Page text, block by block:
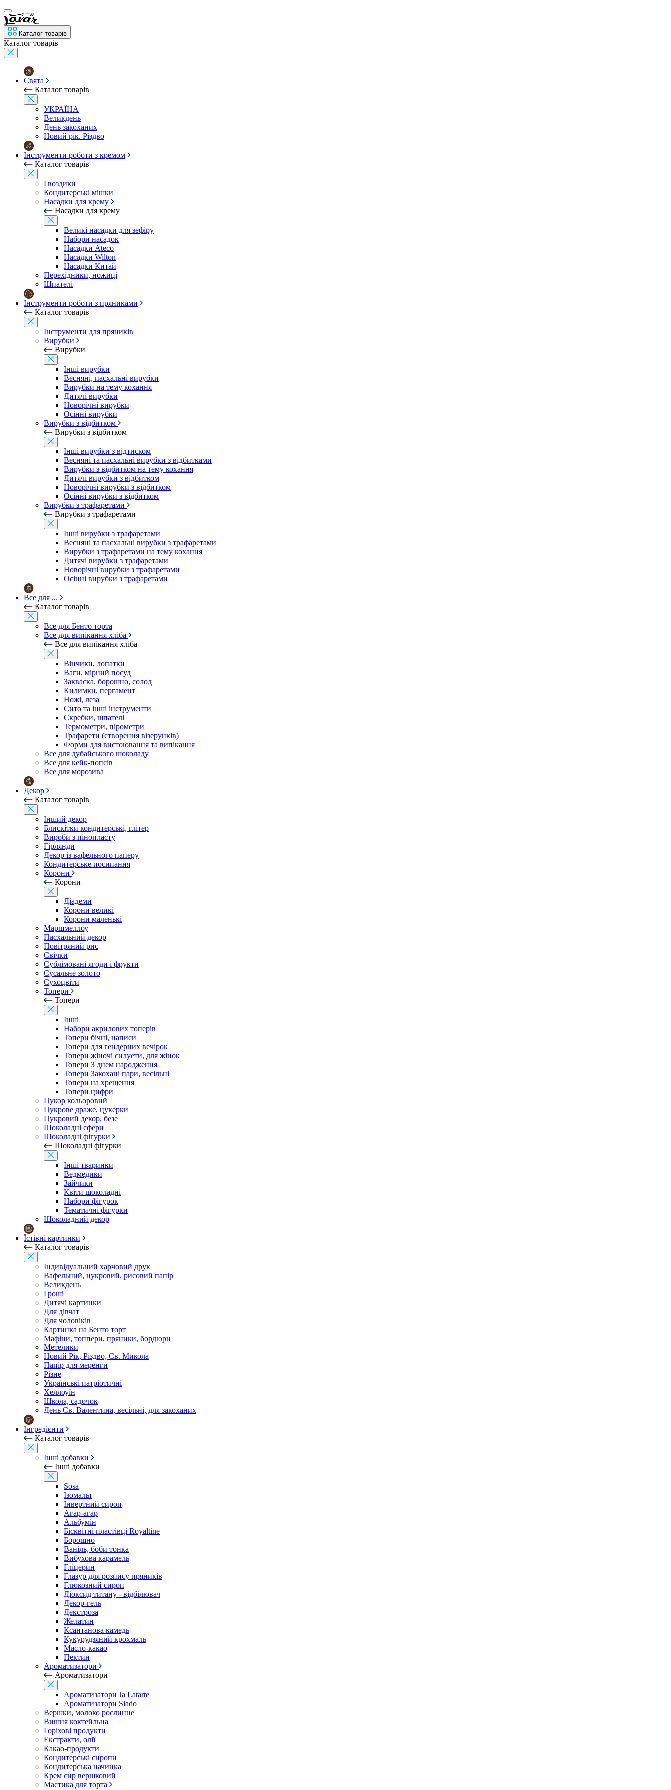
Каталог товарів
Каталог товарів
Свята
Каталог товарів
УКРАЇНА
Великдень
День закоханих
Новий рік. Різдво
Інструменти роботи з кремом
Каталог товарів
Гвоздики
Кондитерські мішки
Насадки для крему
Насадки для крему
Великі насадки для зефіру
Набори насадок
Насадки Ateco
Насадки Wilton
Насадки Китай
Перехідники, ножиці
Шпателі
Інструменти роботи з пряниками
Каталог товарів
Інструменти для пряників
Вирубки
Вирубки
Інші вирубки
Весняні, пасхальні вирубки
Вирубки на тему кохання
Дитячі вирубки
Новорічні вирубки
Осінні вирубки
Вирубки з відбитком
Вирубки з відбитком
Інші вирубки з відтиском
Весняні та пасхальні вирубки з відбитками
Вирубки з відбитком на тему кохання
Дитячі вирубки з відбитком
Новорічні вирубки з відбитком
Осінні вирубки з відбитком
Вирубки з трафаретами
Вирубки з трафаретами
Інші вирубки з трафаретами
Весняні та пасхальні вирубки з трафаретами
Вирубки з трафаретами на тему кохання
Дитячі вирубки з трафаретами
Новорічні вирубки з трафаретами
Осінні вирубки з трафаретами
Все для ...
Каталог товарів
Все для Бенто торта
Все для випікання хліба
Все для випікання хліба
Вінчики, лопатки
Ваги, мірний посуд
Закваска, борошно, солод
Килимки, пергамент
Ножі, леза
Сито та інші інструменти
Скребки, шпателі
Термометри, пірометри
Трафарети (створення візерунків)
Форми для вистоювання та випікання
Все для дубайського шоколаду
Все для кейк-попсів
Все для морозива
Декор
Каталог товарів
Інший декор
Блискітки кондитерські, глітер
Вироби з пінопласту
Гірлянди
Декор із вафельного паперу
Кондитерське посипання
Корони
Корони
Діадеми
Корони великі
Корони маленькі
Маршмеллоу
Пасхальний декор
Повітряний рис
Свічки
Сублімовані ягоди і фрукти
Сусальне золото
Сухоцвіти
Топери
Топери
Інші
Набори акрилових топерів
Топери бічні, написи
Топери для гендерних вечірок
Топери жіночі силуети, для жінок
Топери З днем ​​народження
Топери Закохані пари, весільні
Топери на хрещення
Топери цифри
Цукор кольоровий
Цукрове драже, цукерки
Цукровий декор, безе
Шоколадні сфери
Шоколадні фігурки
Шоколадні фігурки
Інші тваринки
Ведмедики
Зайчики
Квіти шоколадні
Набори фігурок
Тематичні фігурки
Шоколадний декор
Їстівні картинки
Каталог товарів
Індивідуальний харчовий друк
Вафельний, цукровий, рисовий папір
Великдень
Гроші
Дитячі картинки
Для дівчат
Для чоловіків
Картинка на Бенто торт
Мафіни, топпери, пряники, бордюри
Метелики
Новий Рік, Різдво, Св. Микола
Папір для меренги
Різне
Українські патріотичні
Хеллоуїн
Школа, садочок
День Св. Валентина, весільні, для закоханих
Інгредієнти
Каталог товарів
Інші добавки
Інші добавки
Sosa
Ізомальт
Інвертний сироп
Агар-агар
Альбумін
Бісквітні пластівці Royaltine
Борошно
Ваніль, боби тонка
Вибухова карамель
Гліцерин
Глазур для розпису пряників
Глюкозний сироп
Діоксид титану - відбілювач
Декор-гель
Декстроза
Желатин
Ксантанова камедь
Кукурудзяний крохмаль
Масло-какао
Пектин
Ароматизатори
Ароматизатори
Ароматизатори Ja Latarte
Ароматизатори Slado
Вершки, молоко рослинне
Вишня коктейльна
Горіхові продукти
Екстракти, олії
Какао-продукти
Кондитерські сиропи
Кондитерська начинка
Крем сир вершковий
Мастика для торта